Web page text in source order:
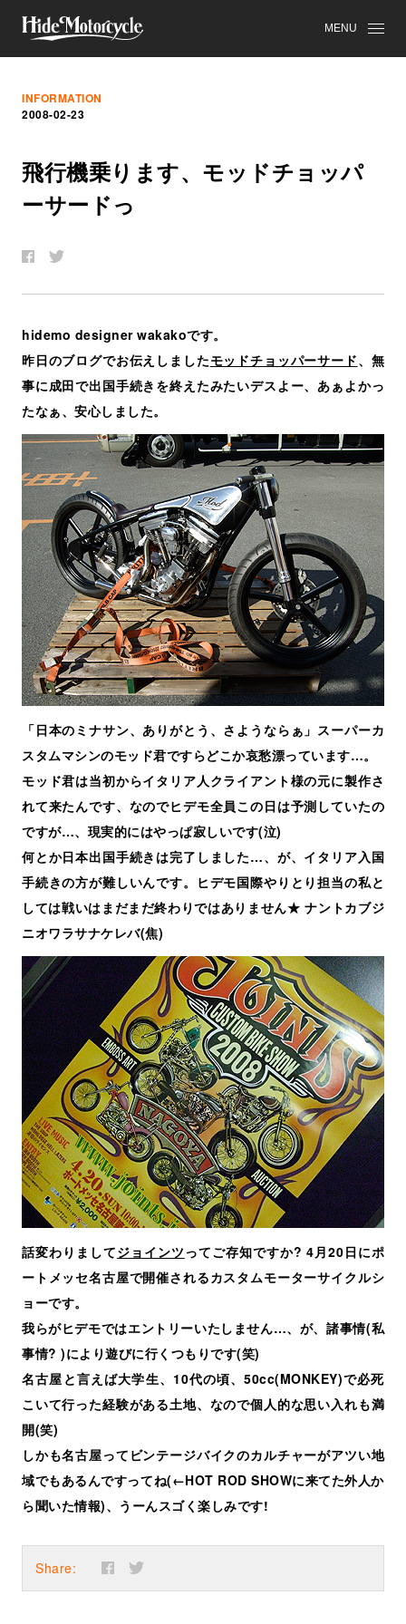
MENU
INFORMATION
2008-02-23
飛行機乗り ます、 モッ ドチ ョ ッパ
ーサー ドっ
hidemo designer wakakoです。
昨日のブログでお伝えしましたモッドチョッパーサード、無
事に成田で出国手続きを終えたみたいデスよー、あぁよかっ
たなぁ、安心しました。
「日本のミナサン、ありがとう、さようならぁ」スーパーカ
スタムマシンのモッド君ですらどこか哀愁漂っています…。
モッド君は当初からイタリア人クライアント様の元に製作さ
れて来たんです、なのでヒデモ全員この日は予測していたの
ですが…、現実的にはやっぱ寂しいです(泣)
何とか日本出国手続きは完了しました…、が、イタリア入国
手続きの方が難しいんです。ヒデモ国際やりとり担当の私と
しては戦いはまだまだ終わりではありません★ ナントカブジ
ニオワラサナケレバ(焦)
話変わりましてジョインツ ってご存知ですか? 4月20日にポ
ートメッセ名古屋で開催されるカスタムモーターサイクルシ
ョーです。
我らがヒデモではエントリーいたしません…、が、諸事情(私
事情? )により遊びに行くつもりです(笑)
名古屋と言えば大学生、10代の頃、50cc(MONKEY)で必死
こいて行った経験がある土地、なので個人的な思い入れも満
開(笑)
しかも名古屋ってビンテージバイクのカルチャーがアツい地
域でもあるんですってね(←HOT ROD SHOWに来てた外人か
ら聞いた情報)、うーんスゴく楽しみです!
Share: